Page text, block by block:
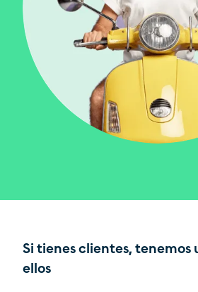
Si tienes clientes, tenemos
ellos